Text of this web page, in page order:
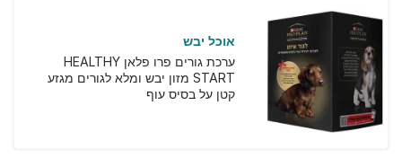
אוכל יבש
ערכת גורים פרו פלאן HEALTHY
START מזון יבש ומלא לגורים מגזע
קטן על בסיס עוף